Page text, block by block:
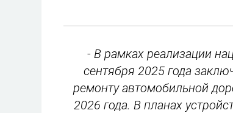
- В рамках реализации
сентября 2025 года
ремонту автомобильной
2026 года. В планах